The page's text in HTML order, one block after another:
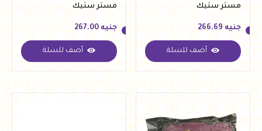
مستر ستيك
جنيه 266.69
جنيه 266.69
أضف للسلة
مستر ستيك
جنيه 267.00
جنيه 267.00
أضف للسلة